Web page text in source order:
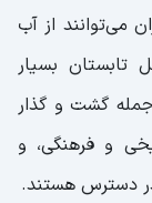
می‌توانند از آب
تابستان بسیار
جمله گشت و گذار
و فرهنگی، و
دسترس هستند.